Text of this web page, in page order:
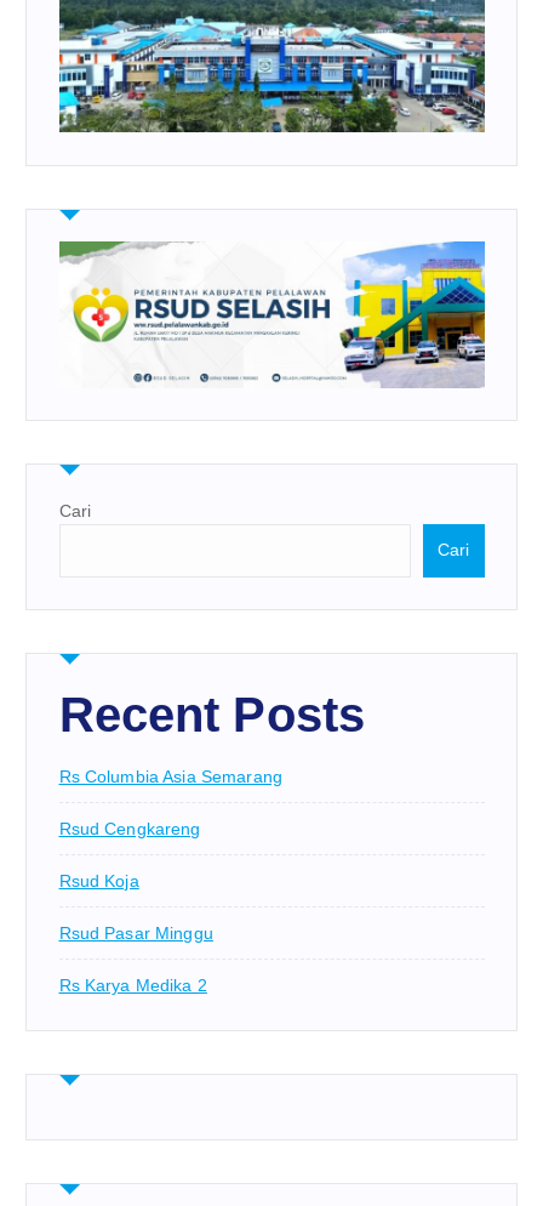
Cari
Cari
Recent Posts
Rs Columbia Asia Semarang
Rsud Cengkareng
Rsud Koja
Rsud Pasar Minggu
Rs Karya Medika 2